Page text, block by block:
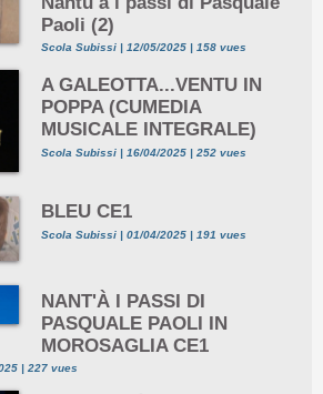
Paoli (2)
Scola Subissi | 12/05/2025 | 158 vues
A GALEOTTA...VENTU IN
POPPA (CUMEDIA
MUSICALE INTEGRALE)
Scola Subissi | 16/04/2025 | 252 vues
BLEU CE1
Scola Subissi | 01/04/2025 | 191 vues
NANT'À I PASSI DI
PASQUALE PAOLI IN
MOROSAGLIA CE1
| 227 vues